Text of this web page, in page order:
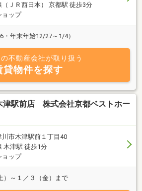
ＪＲ西日本） 京都駅 徒歩3分
ョップ
年末年始12/27～1/4）
不動産会社が取り扱う
貸物件を探す
津駅前店 株式会社京都ベストホー
川市木津駅前１丁目40
木津駅 徒歩1分
ョップ
）～１／３（金）まで